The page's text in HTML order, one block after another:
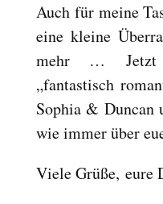
Auch für meine
eine kleine
mehr … Jetzt
„fantastisch
Sophia & Duncan
wie immer über
Viele Grüße, eure